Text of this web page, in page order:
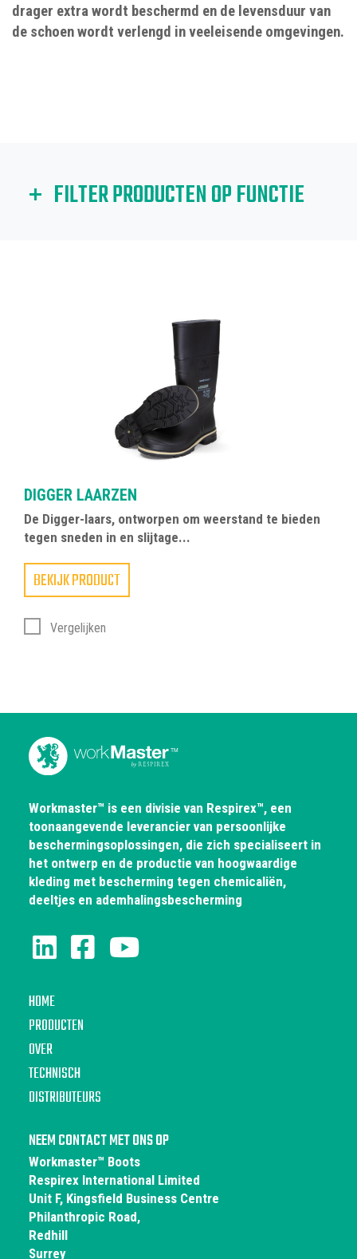
drager extra wordt beschermd en de levensduur van
de schoen wordt verlengd in veeleisende omgevingen.
FILTER PRODUCTEN OP FUNCTIE
DIGGER LAARZEN
De Digger-laars, ontworpen om weerstand te bieden
tegen sneden in en slijtage...
BEKIJK PRODUCT
Vergelijken
Workmaster™ is een divisie van Respirex™, een
toonaangevende leverancier van persoonlijke
beschermingsoplossingen, die zich specialiseert in
het ontwerp en de productie van hoogwaardige
kleding met bescherming tegen chemicaliën,
deeltjes en ademhalingsbescherming
HOME
PRODUCTEN
OVER
TECHNISCH
DISTRIBUTEURS
NEEM CONTACT MET ONS OP
Workmaster™ Boots
Respirex International Limited
Unit F, Kingsfield Business Centre
Philanthropic Road,
Redhill
Surrey